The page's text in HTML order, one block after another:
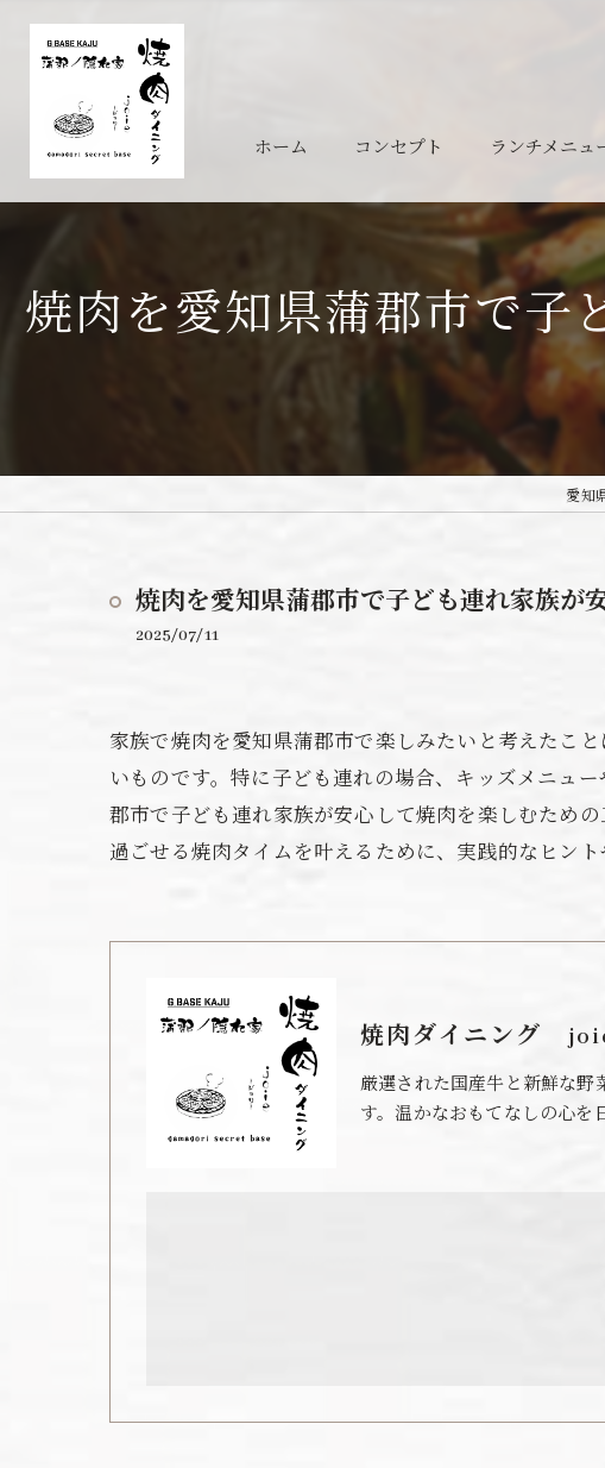
ホーム コンセプト ランチメニュ
焼肉を愛知県蒲郡市で子
愛知
焼肉を愛知県蒲郡市で子ども連れ家族が
2025/07/11
家族で焼肉を愛知県蒲郡市で楽しみたいと考えたこ
いものです。特に子ども連れの場合、キッズメニュ
郡市で子ども連れ家族が安心して焼肉を楽しむため
過ごせる焼肉タイムを叶えるために、実践的なヒント
焼肉ダイニング
厳選された国産牛と新鮮な野
す。温かなおもてなしの心を